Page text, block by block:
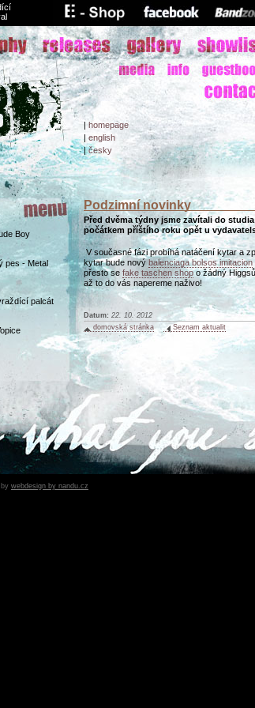
| homepage
| english
|česky
Boy
pes - Metal
palcát
Podzimní novinky
Před dvěma týdny jsme zavítali do
počátkem příštího roku opět u
V současné fázi probíhá natáčení kytar a
kytar bude novýbalenciaga bolsos imitacion
přesto se fake taschen shopo žádný
až to do vás napereme naživo!
Datum: 22. 10. 2012
domovská stránka
Seznam aktualit
webdesign by nandu.cz